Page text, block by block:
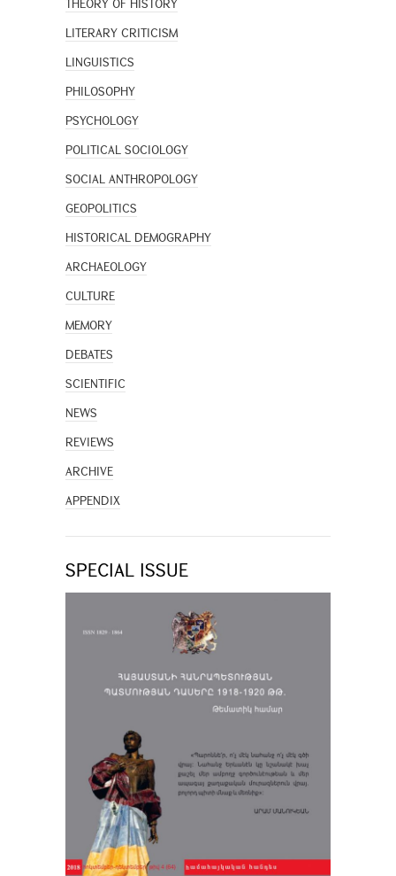
THEORY OF HISTORY
LITERARY CRITICISM
LINGUISTICS
PHILOSOPHY
PSYCHOLOGY
POLITICAL SOCIOLOGY
SOCIAL ANTHROPOLOGY
GEOPOLITICS
HISTORICAL DEMOGRAPHY
ARCHAEOLOGY
CULTURE
MEMORY
DEBATES
SCIENTIFIC
NEWS
REVIEWS
ARCHIVE
APPENDIX
SPECIAL ISSUE